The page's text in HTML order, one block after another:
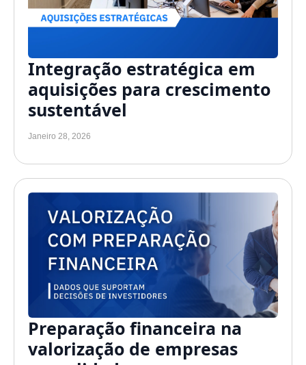
Integração estratégica em
aquisições para crescimento
sustentável
Janeiro 28, 2026
Preparação financeira na
valorização de empresas